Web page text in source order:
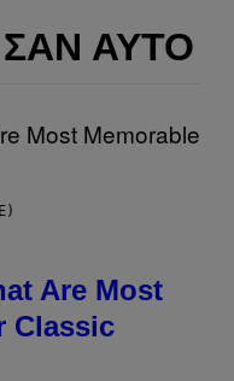
ΑΥΤΌ
Are Most
Classic